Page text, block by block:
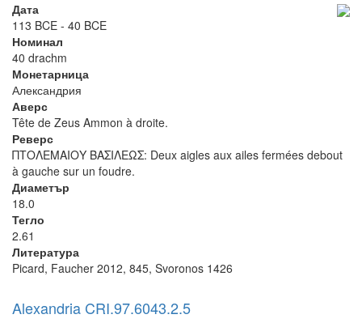
Дата
113 BCE - 40 BCE
Номинал
40 drachm
Монетарница
Александрия
Аверс
Tête de Zeus Ammon à droite.
Реверс
ΠΤΟΛΕΜΑΙΟΥ ΒΑΣΙΛΕΩΣ: Deux aigles aux ailes fermées debout
à gauche sur un foudre.
Диаметър
18.0
Тегло
2.61
Литература
Picard, Faucher 2012, 845, Svoronos 1426
Alexandria CRI.97.6043.2.5